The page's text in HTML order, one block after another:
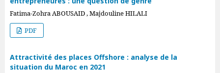
Fatima-Zohra ABOUSAID , Majdouline HILALI
PDF
Attractivité des places Offshore : analyse de la
situation du Maroc en 2021